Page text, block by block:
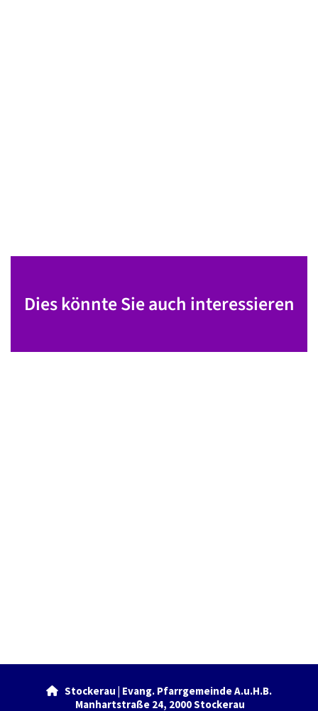
Dies könnte Sie auch interessieren
 Stockerau | Evang. Pfarrgemeinde A.u.H.B.
Manhartstraße 24, 2000 Stockerau